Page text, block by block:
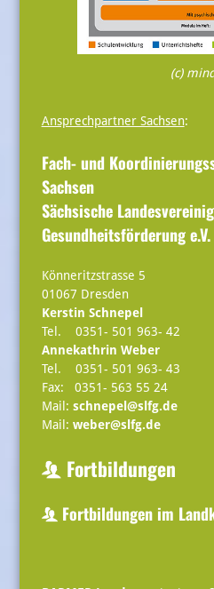
(c)
Ansprechpartner Sachsen:
Fach- und
Sachsen
Sächsische
Gesundheitsförderung e.V.
Könneritzstrasse 5
01067 Dresden
Kerstin Schnepel
Tel. 0351- 501 963- 42
Annekathrin Weber
Tel. 0351- 501 963- 43
Fax: 0351- 563 55 24
Mail: schnepel@slfg.de
Mail: weber@slfg.de
Fortbildungen
Fortbildungen im